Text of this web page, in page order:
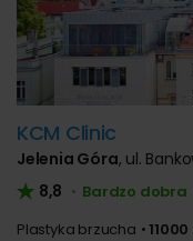
KCM Clinic
Jelenia Góra, ul.
8,8 • Bardzo dobra
Plastyka brzucha
11000